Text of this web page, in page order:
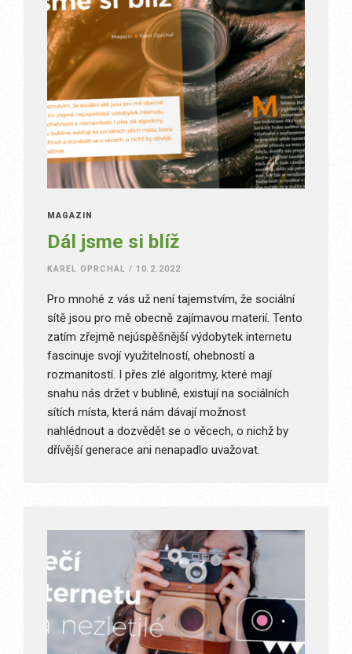
MAGAZÍN
Dál jsme si blíž
KAREL OPRCHAL / 10.2.2022
Pro mnohé z vás už není tajemstvím, že sociální
sítě jsou pro mě obecně zajímavou materií. Tento
zatím zřejmě nejúspěšnější výdobytek internetu
fascinuje svojí využitelností, ohebností a
rozmanitostí. I přes zlé algoritmy, které mají
snahu nás držet v bublině, existují na sociálních
sítích místa, která nám dávají možnost
nahlédnout a dozvědět se o věcech, o nichž by
dřívější generace ani nenapadlo uvažovat.